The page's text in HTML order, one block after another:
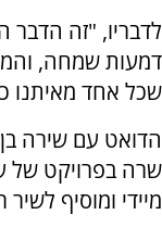
לדבריו, "זה הדבר
דמעות שמחה,
שכל אחד מאיתנו
הדואט עם שירה
שרה בפרויקט של
מיידי ומוסיף